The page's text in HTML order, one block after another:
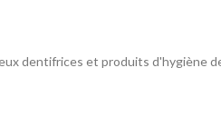
dentifrices et produits d'hygiène